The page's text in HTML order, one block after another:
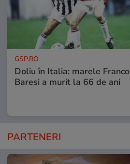
GSP.RO
Doliu în Italia: marele Franco
Baresi a murit la 66 de ani
PARTENERI